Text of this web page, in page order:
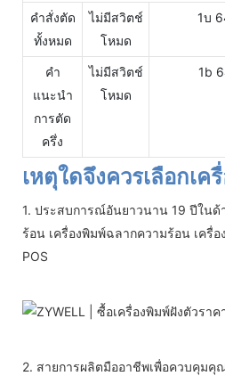
คำสั่งตัด
ทั้งหมด
ไม่มีสวิตช์
โหมด
1บ
คำ
แนะนำ
การตัด
ครึ่ง
ไม่มีสวิตช์
โหมด
1b
เหตุใดจึงควรเลือกเ
1. ประสบการณ์อันยาวนาน 19 ปีในด้
ร้อน เครื่องพิมพ์ฉลากความร้อน เครื่
POS
2. สายการผลิตมืออาชีพเพื่อควบคุมคุ